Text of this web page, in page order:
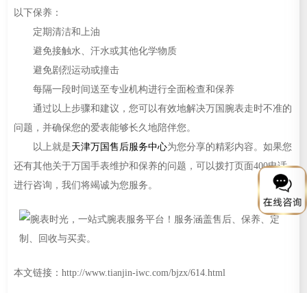
以下保养：
定期清洁和上油
避免接触水、汗水或其他化学物质
避免剧烈运动或撞击
每隔一段时间送至专业机构进行全面检查和保养
通过以上步骤和建议，您可以有效地解决万国腕表走时不准的
问题，并确保您的爱表能够长久地陪伴您。
以上就是天津万国售后服务中心为您分享的精彩内容。如果您
还有其他关于万国手表维护和保养的问题，可以拨打页面400电话
进行咨询，我们将竭诚为您服务。
本文链接：http://www.tianjin-iwc.com/bjzx/614.html